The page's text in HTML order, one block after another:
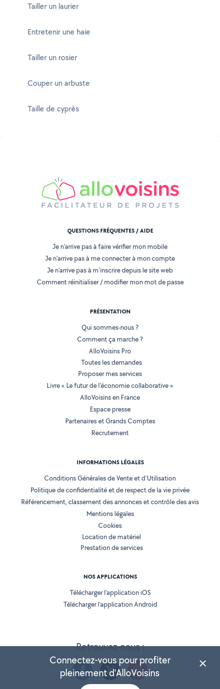
Tailler un laurier
Entretenir une haie
Tailler un rosier
Couper un arbuste
Taille de cyprès
Retrouvez-nous :
QUESTIONS FRÉQUENTES / AIDE
Je n'arrive pas à faire vérifier mon mobile
Je n'arrive pas à me connecter à mon compte
Je n'arrive pas à m'inscrire depuis le site web
Comment réinitialiser / modifier mon mot de passe
PRÉSENTATION
Qui sommes-nous ?
Comment ça marche ?
AlloVoisins Pro
Toutes les demandes
Proposer mes services
Livre « Le futur de l'économie collaborative »
AlloVoisins en France
Espace presse
Partenaires et Grands Comptes
Recrutement
INFORMATIONS LÉGALES
Conditions Générales de Vente et d'Utilisation
Politique de confidentialité et de respect de la vie privée
Référencement, classement des annonces et contrôle des avis
Mentions légales
Cookies
Location de matériel
Prestation de services
NOS APPLICATIONS
Télécharger l’application iOS
Télécharger l’application Android
Connectez-vous pour profiter
pleinement d'AlloVoisins